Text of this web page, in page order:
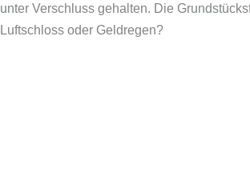
unter Verschluss gehalten. Die
Luftschloss oder Geldregen?